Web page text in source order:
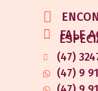
FALE
(47)
(47) 9